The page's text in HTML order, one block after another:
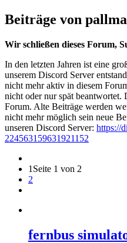
Beiträge von
Wir schließen dieses Forum,
In den letzten Jahren ist eine
unserem Discord Server
nicht mehr aktiv in diesem
nicht oder nur spät beantwortet.
Forum. Alte Beiträge werden
nicht mehr möglich sein neue
unseren Discord Server: https://
224563159631921152
1 Seite 1 von 2
2
fernbus